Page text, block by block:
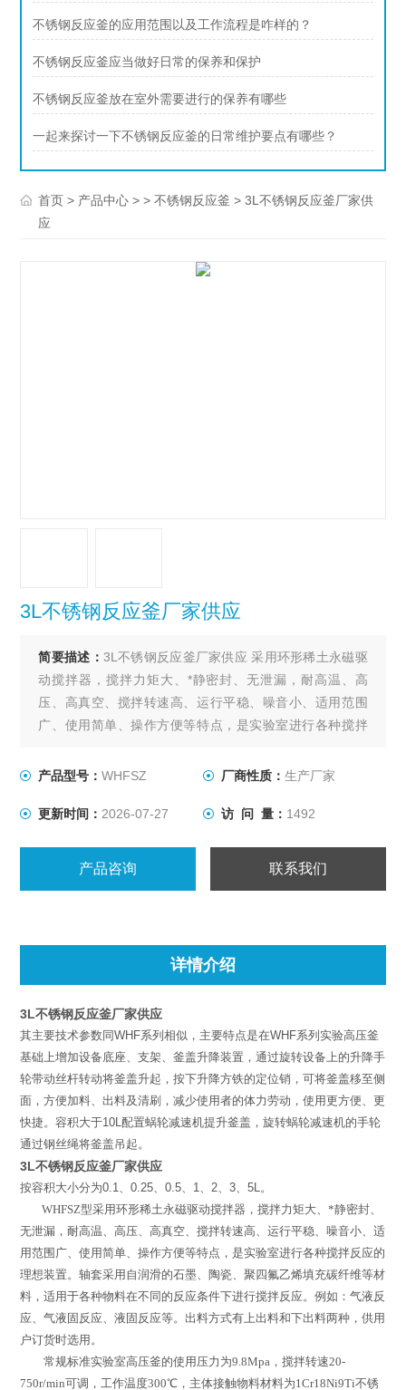
不锈钢反应釜的应用范围以及工作流程是咋样的？
不锈钢反应釜应当做好日常的保养和保护
不锈钢反应釜放在室外需要进行的保养有哪些
一起来探讨一下不锈钢反应釜的日常维护要点有哪些？
首页 > 产品中心 > >不锈钢反应釜 > 3L不锈钢反应釜厂家供
应
3L不锈钢反应釜厂家供应
简要描述： 3L不锈钢反应釜厂家供应 采用环形稀土永磁驱
动搅拌器，搅拌力矩大、*静密封、无泄漏，耐高温、高
压、高真空、搅拌转速高、运行平稳、噪音小、适用范围
广、使用简单、操作方便等特点，是实验室进行各种搅拌
产品型号：WHFSZ 厂商性质： 生产厂家
更新时间： 2026-07-27 访 问 量： 1492
产品咨询 联系我们
详情介绍
3L不锈钢反应釜厂家供应
其主要技术参数同WHF系列相似，主要特点是在WHF系列实验高压釜
基础上增加设备底座、支架、釜盖升降装置，通过旋转设备上的升降手
轮带动丝杆转动将釜盖升起，按下升降方铁的定位销，可将釜盖移至侧
面，方便加料、出料及清刷，减少使用者的体力劳动，使用更方便、更
快捷。容积大于10L配置蜗轮减速机提升釜盖，旋转蜗轮减速机的手轮
通过钢丝绳将釜盖吊起。
3L不锈钢反应釜厂家供应
按容积大小分为0.1、0.25、0.5、 1、2、3、5L。
WHFSZ型采用环形稀土永磁驱动搅拌器，搅拌力矩大、*静密封、
无泄漏，耐高温、高压、高真空、搅拌转速高、运行平稳、噪音小、适
用范围广、使用简单、操作方便等特点，是实验室进行各种搅拌反应的
理想装置。轴套采用自润滑的石墨、陶瓷、聚四氟乙烯填充碳纤维等材
料，适用于各种物料在不同的反应条件下进行搅拌反应。例如：气液反
应、气液固反应、液固反应等。出料方式有上出料和下出料两种，供用
户订货时选用。
常规标准实验室高压釜的使用压力为9.8Mpa ，搅拌转速20-
750r/min 可调，工作温度300℃ ，主体接触物料材料为1Cr18Ni9Ti不锈